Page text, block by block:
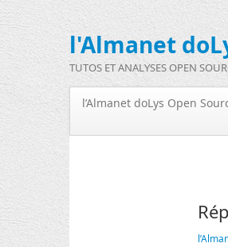
l'Almanet
TUTOS ET ANALYSES OPEN
l’Almanet doLys Open